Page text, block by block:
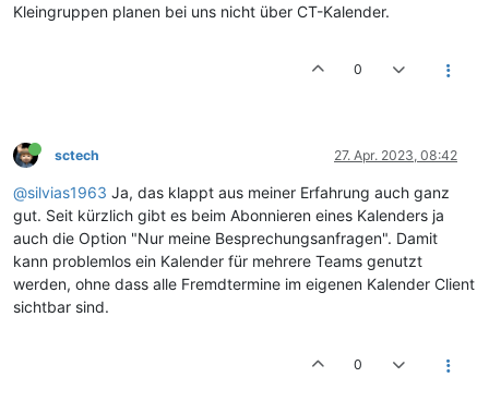
Kleingruppen planen bei uns nicht über CT-Kalender.
0
sctech 27. Apr. 2023, 08:42
@silvias1963 Ja, das klappt aus meiner Erfahrung auch ganz
gut. Seit kürzlich gibt es beim Abonnieren eines Kalenders ja
auch die Option "Nur meine Besprechungsanfragen". Damit
kann problemlos ein Kalender für mehrere Teams genutzt
werden, ohne dass alle Fremdtermine im eigenen Kalender Client
sichtbar sind.
0